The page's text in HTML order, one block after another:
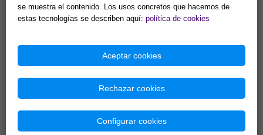
Comprar Comprar
EL TAROT DE MARSELLA, AL
TAROT DE MARSELLA:
SIMBOLOGÍA DINÁMICA Y
CLAVES SECRETAS MÁGICAS
se muestra el contenido. Los usos concretos que hacemos de
estas tecnologías se describen aquí: política de cookies
Aceptar cookies
Rechazar cookies
Configurar cookies